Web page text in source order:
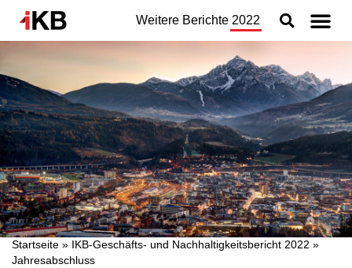
Weitere Berichte 2022
Topthemen
Nachhaltigkeit
Geschäftsbereiche
Organisation
Jahresabschluss
Konzern
Startseite » IKB-Geschäfts- und Nachhaltigkeitsbericht 2022 »
Jahresabschluss